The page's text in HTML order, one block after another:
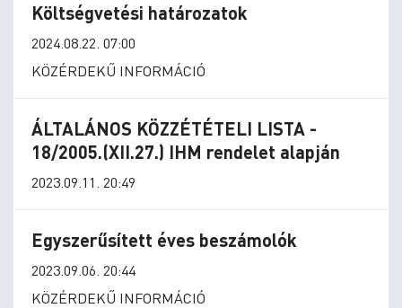
Költségvetési határozatok
2024.08.22. 07:00
KÖZÉRDEKŰ INFORMÁCIÓ
ÁLTALÁNOS KÖZZÉTÉTELI LISTA -
18/2005.(XII.27.) IHM rendelet alapján
2023.09.11. 20:49
Egyszerűsített éves beszámolók
2023.09.06. 20:44
KÖZÉRDEKŰ INFORMÁCIÓ